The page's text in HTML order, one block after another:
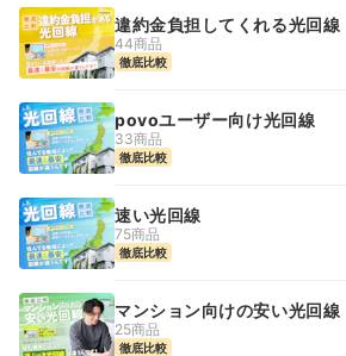
違約金負担してくれる光回線
44商品
徹底比較
povoユーザー向け光回線
33商品
徹底比較
速い光回線
75商品
徹底比較
マンション向けの安い光回線
25商品
徹底比較